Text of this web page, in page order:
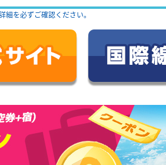
を必ずご確認ください。